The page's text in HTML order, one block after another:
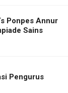
Ponpes Annur
Sains
Pengurus